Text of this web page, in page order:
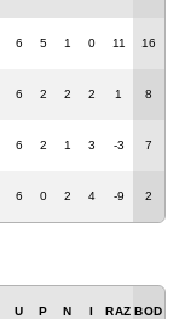
6 5 1 0 11 16
6 2 2 2 1 8
6 2 1 3 -3 7
6 0 2 4 -9 2
U P N I RAZ BOD